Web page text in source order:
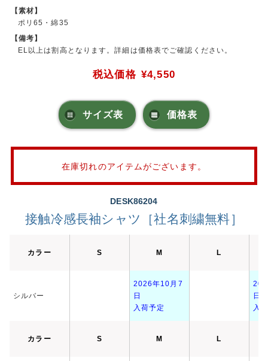
【素材】
ポリ65・綿35
【備考】
EL以上は割高となります。詳細は価格表でご確認ください。
税込価格 ¥4,550
サイズ表 価格表
在庫切れのアイテムがございます。
DESK86204
接触冷感長袖シャツ［社名刺繍無料］
カラー S M L
シルバー
2026年10月7
日
入荷予定
日
入
カラー S M L